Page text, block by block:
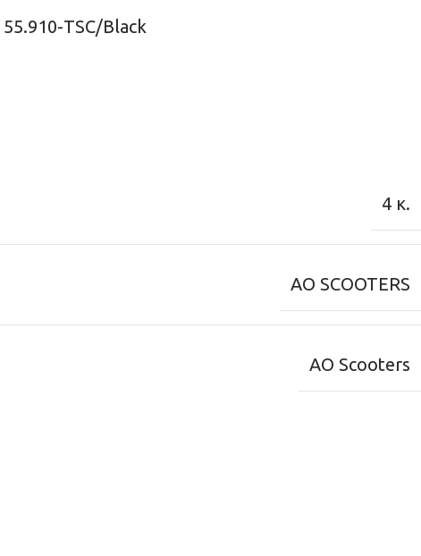
55.910-TSC/Black
4 κ.
AO SCOOTERS
AO Scooters